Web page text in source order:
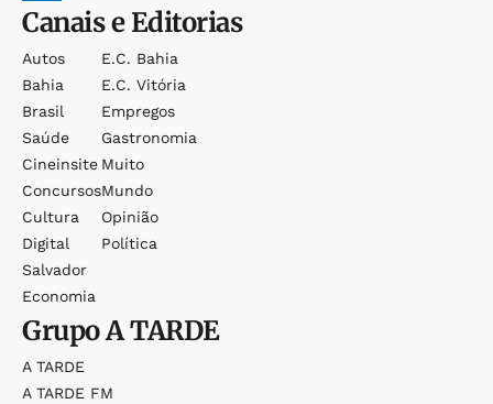
Canais e Editorias
Autos
Bahia
Brasil
Saúde
Cineinsite
Concursos
Cultura
Digital
Salvador
Economia
E.c. Bahia
E.c. Vitória
Empregos
Gastronomia
Muito
Mundo
Opinião
Política
GrupoA TARDE
A TARDE
A TARDE FM